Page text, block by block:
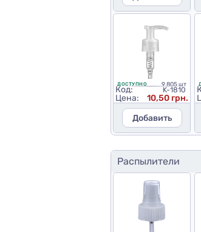
ДОСТУПНО 9 805 шт
Код: K-1810
Цена:
10,50 грн.
Добавить
Распылители